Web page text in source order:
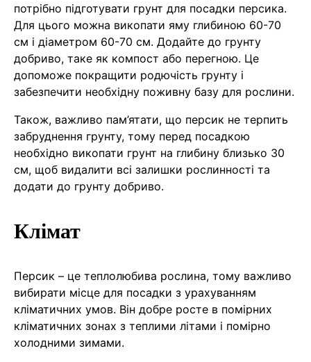
потрібно підготувати грунт для посадки персика.
Для цього можна викопати яму глибиною 60-70
см і діаметром 60-70 см. Додайте до грунту
добриво, таке як компост або перегною. Це
допоможе покращити родючість грунту і
забезпечити необхідну поживну базу для рослини.
Також, важливо пам’ятати, що персик не терпить
забруднення грунту, тому перед посадкою
необхідно викопати грунт на глибину близько 30
см, щоб видалити всі залишки рослинності та
додати до грунту добриво.
Клімат
Персик – це теплолюбива рослина, тому важливо
вибирати місце для посадки з урахуванням
кліматичних умов. Він добре росте в помірних
кліматичних зонах з теплими літами і помірно
холодними зимами.